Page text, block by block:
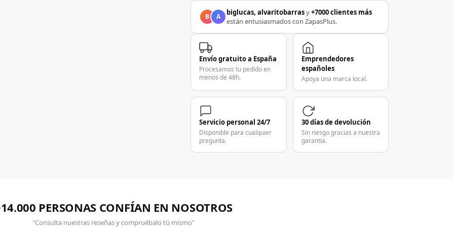
B A biglucas, alvaritobarrasy+7000 clientes más
están entusiasmados con ZapasPlus.
Envío gratuito a España
Procesamos tu pedido en
menos de 48h.
Emprendedores
españoles
Apoya una marca local.
Servicio personal 24/7
Disponible para cualquier
pregunta.
30 días de devolución
Sin riesgo gracias a nuestra
garantía.
PERSONAS CONFÍAN EN NOSOTROS
"Consulta nuestras reseñas y compruébalo tú mismo"